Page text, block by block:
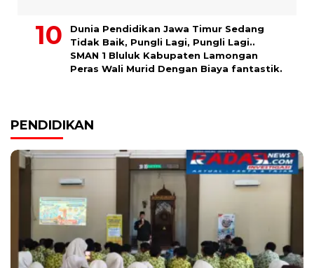
Dunia Pendidikan Jawa Timur Sedang
Tidak Baik, Pungli Lagi, Pungli Lagi..
SMAN 1 Bluluk Kabupaten Lamongan
Peras Wali Murid Dengan Biaya fantastik.
PENDIDIKAN